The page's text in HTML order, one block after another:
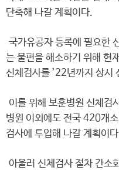
단축해 나갈 계획이다.
국가유공자 등록에 필요한
는 불편을 해소하기 위해 현
신체검사를 ’22년까지 상시
이를 위해 보훈병원 신체검
병원 이외에도 전국 420개
검사에 투입해 나갈 계획이
아울러 신체검사 절차 간소